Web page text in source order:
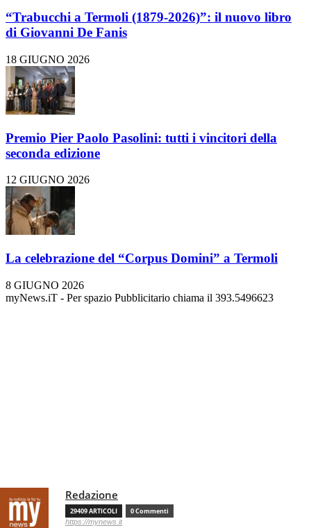
“Trabucchi a Termoli (1879-2026)”: il nuovo libro
di Giovanni De Fanis
18 GIUGNO 2026
Premio Pier Paolo Pasolini: tutti i vincitori della
seconda edizione
12 GIUGNO 2026
La celebrazione del “Corpus Domini” a Termoli
8 GIUGNO 2026
myNews.iT - Per spazio Pubblicitario chiama il 393.5496623
Redazione
29409 ARTICOLI 0 Commenti
https://mynews.it